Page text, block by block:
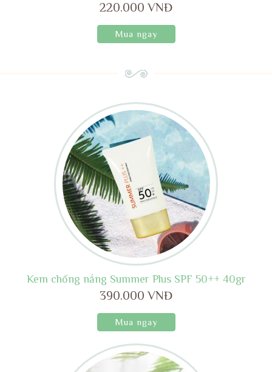
220.000 VNĐ
Mua ngay
Kem chống nắng Summer Plus SPF 50++ 40gr
390.000 VNĐ
Mua ngay